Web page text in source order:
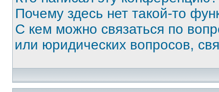
Почему здесь нет такой-то
С кем можно связаться по
или юридических вопросов,